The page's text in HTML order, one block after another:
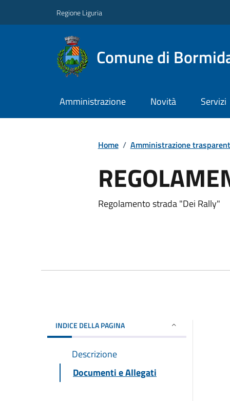
Regione Liguria
Comune di
Amministrazione Novità Servizi
Home / Amministrazione
Regolamento strada "Dei Rally"
INDICE DELLA PAGINA
Descrizione
Documenti e Allegati